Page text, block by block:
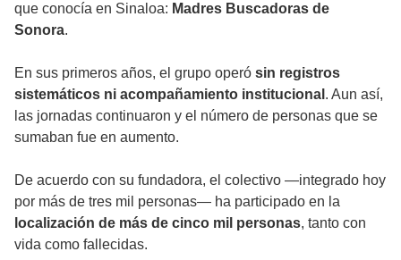
que conocía en Sinaloa: Madres Buscadoras de
Sonora.
En sus primeros años, el grupo operó sin registros
sistemáticos ni acompañamiento institucional . Aun así,
las jornadas continuaron y el número de personas que se
sumaban fue en aumento.
De acuerdo con su fundadora, el colectivo —integrado hoy
por más de tres mil personas— ha participado en la
localización de más de cinco mil personas, tanto con
vida como fallecidas.